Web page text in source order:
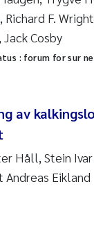
Risbakk
Andresen
Tartiu
Richard F.
Cosby
: forum for sur
av
Håll, Stein
Andreas Eikland